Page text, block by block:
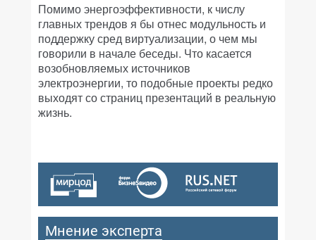
Помимо энергоэффективности, к числу
главных трендов я бы отнес модульность и
поддержку сред виртуализации, о чем мы
говорили в начале беседы. Что касается
возобновляемых источников
электроэнергии, то подобные проекты редко
выходят со страниц презентаций в реальную
жизнь.
Мнение эксперта